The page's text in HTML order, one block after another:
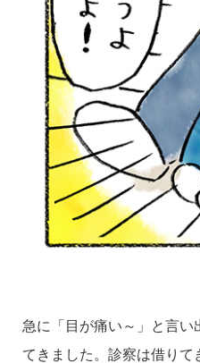
急に「目が痛い～」と言
てきました。診察は借り